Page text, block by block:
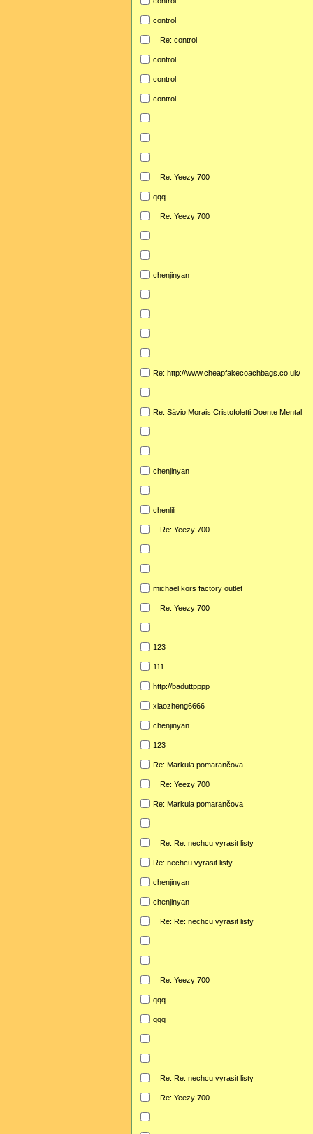
control
Re: control
control
control
control
Re: Yeezy 700
qqq
Re: Yeezy 700
chenjinyan
Re: http://www.cheapfakecoachbags.co.uk/
Re: Sávio Morais Cristofoletti Doente Mental
chenjinyan
chenlili
Re: Yeezy 700
michael kors factory outlet
Re: Yeezy 700
123
111
http://baduttpppp
xiaozheng6666
chenjinyan
123
Re: Markula pomarančova
Re: Yeezy 700
Re: Markula pomarančova
Re: Re: nechcu vyrasit listy
Re: nechcu vyrasit listy
chenjinyan
chenjinyan
Re: Re: nechcu vyrasit listy
Re: Yeezy 700
qqq
qqq
Re: Re: nechcu vyrasit listy
Re: Yeezy 700